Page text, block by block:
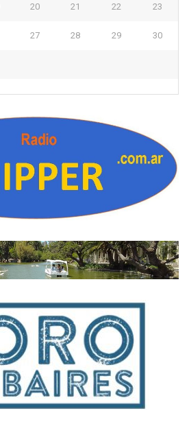
20 21 22 23
27 28 29 30